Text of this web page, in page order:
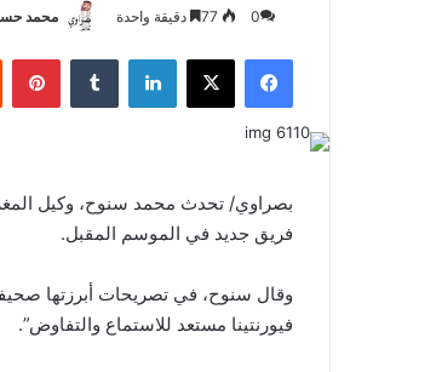
محمد 0 دقيقة واحدة
فيسبوك ‫X لينكدإن
بصراوي/ تحدث محمد سنوح، وكيل
فريق جديد في الموسم المقبل.
وقال سنوح، في تصريحات أبرزتها
فيورنتينا مستعد للاستماع والتفاوض”.